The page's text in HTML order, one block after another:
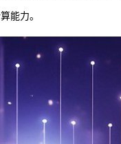
能力。